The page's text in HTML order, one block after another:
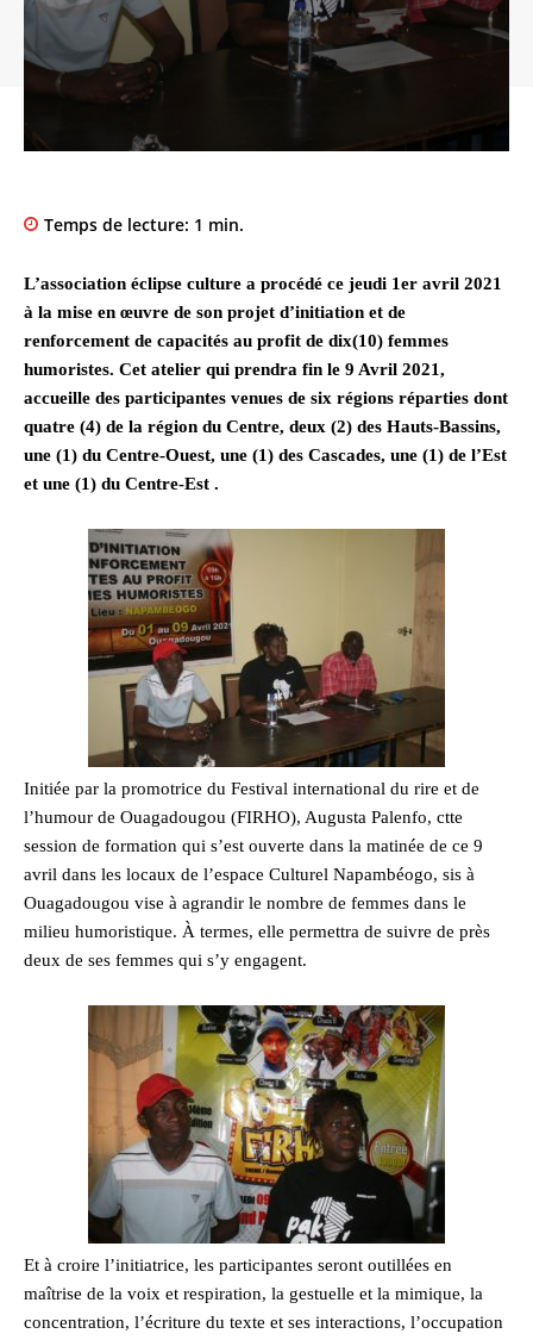
Temps de lecture: 1 min.
L’association éclipse culture a procédé ce jeudi 1er avril 2021
à la mise en œuvre de son projet d’initiation et de
renforcement de capacités au profit de dix(10) femmes
humoristes. Cet atelier qui prendra fin le 9 Avril 2021,
accueille des participantes venues de six régions réparties dont
quatre (4) de la région du Centre, deux (2) des Hauts-Bassins,
une (1) du Centre-Ouest, une (1) des Cascades, une (1) de l’Est
et une (1) du Centre-Est .
Initiée par la promotrice du Festival international du rire et de
l’humour de Ouagadougou (FIRHO), Augusta Palenfo, ctte
session de formation qui s’est ouverte dans la matinée de ce 9
avril dans les locaux de l’espace Culturel Napambéogo, sis à
Ouagadougou vise à agrandir le nombre de femmes dans le
milieu humoristique. À termes, elle permettra de suivre de près
deux de ses femmes qui s’y engagent.
Et à croire l’initiatrice, les participantes seront outillées en
maîtrise de la voix et respiration, la gestuelle et la mimique, la
concentration, l’écriture du texte et ses interactions, l’occupation